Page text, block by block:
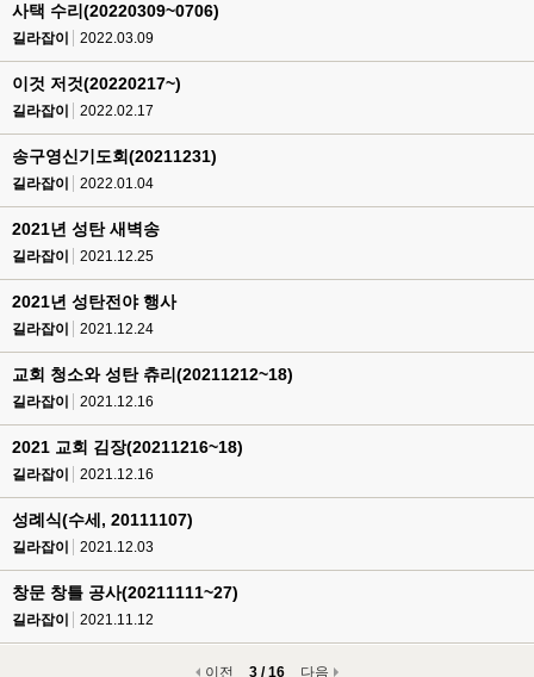
사택 수리(20220309~0706)
길라잡이 2022.03.09
이것 저것(20220217~)
길라잡이 2022.02.17
송구영신기도회(20211231)
길라잡이 2022.01.04
2021년 성탄 새벽송
길라잡이 2021.12.25
2021년 성탄전야 행사
길라잡이 2021.12.24
교회 청소와 성탄 츄리(20211212~18)
길라잡이 2021.12.16
2021 교회 김장(20211216~18)
길라잡이 2021.12.16
성례식(수세, 20111107)
길라잡이 2021.12.03
창문 창틀 공사(20211111~27)
길라잡이 2021.11.12
이전 3 / 16 다음